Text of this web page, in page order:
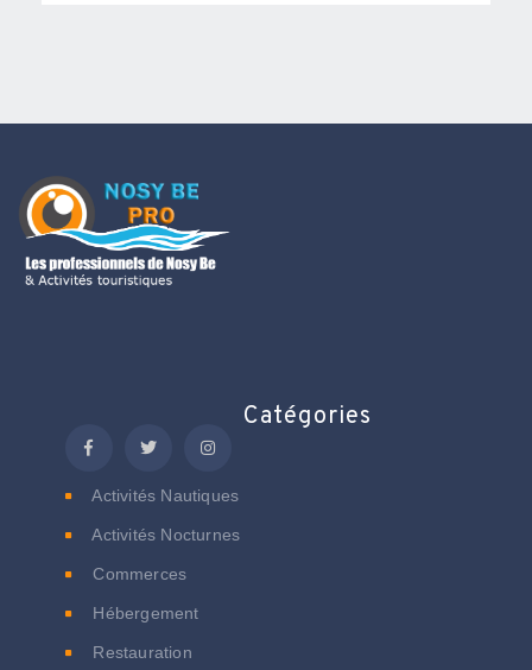
Catégories
Activités Nautiques
Activités Nocturnes
Commerces
Hébergement
Restauration